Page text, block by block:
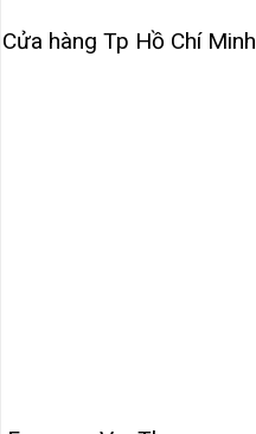
Cửa hàng Tp Hồ Chí Minh